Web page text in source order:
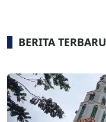
BERITA TERBARU